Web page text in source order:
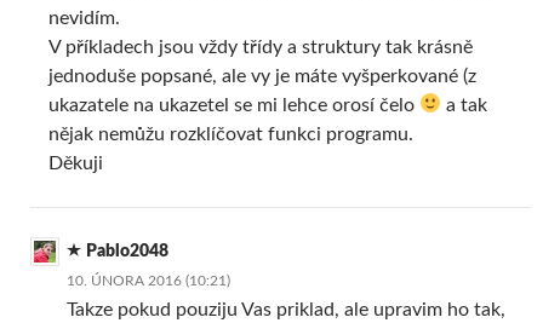
nevidím.
V příkladech jsou vždy třídy a struktury tak krásně
jednoduše popsané, ale vy je máte vyšperkované (z
ukazatele na ukazetel se mi lehce orosí čelo
a tak
nějak nemůžu rozklíčovat funkci programu.
Děkuji
Pablo2048
10. ÚNORA 2016 (10:21)
Takze pokud pouziju Vas priklad, ale upravim ho tak,